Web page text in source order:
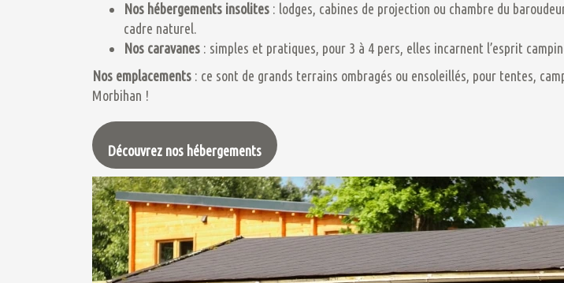
Nos hébergements insolites : lodges, cabines de projection ou chambre du
cadre naturel.
Nos caravanes : simples et pratiques, pour 3 à 4 pers, elles incarnent l’esprit
Nos emplacements : ce sont de grands terrains ombragés ou ensoleillés, pour tentes,
Morbihan !
Découvrez nos hébergements